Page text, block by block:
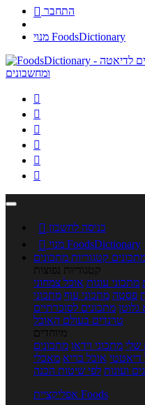
 התחבר
מנוי FoodsDictionary






 כניסה לחשבון

מנוי FoodsDictionary
קטגוריות מתכונים
קטגוריות נפוצות
מתכוני עוגות אוכל צמחוני
פסטה מתכוני עוף מתכוני
מתכונים לסוכרתיים
טרנדים בעולם האוכל
מיוחדים
שלי מתכוני וידאו מתכונים
דיאטטי אוכל בריא מאכלי
ועונות לפי שיטות הכנה
אפליקציית Foods